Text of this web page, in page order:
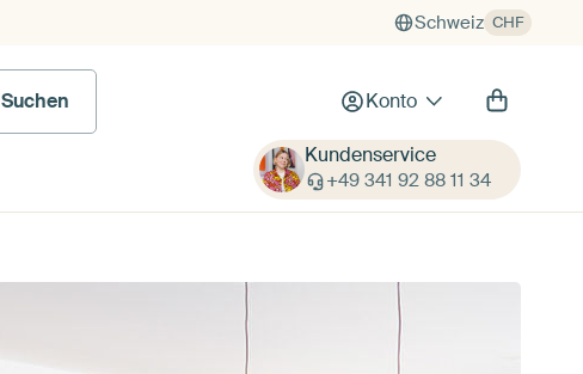
Schweiz CHF
Suchen
Konto
Kundenservice
+49 341 92 88 11 34